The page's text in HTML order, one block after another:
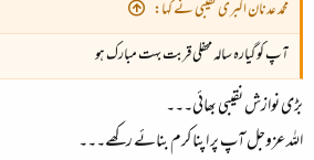
محمد عدنان اکبری نقیبی نے کہا:
آپ کو گیارہ سالہ محفلی قربت بہت مبارک ہو
بڑی نوازش نقیبی بھائی۔۔۔
اللہ عزوجل آپ پر اپنا کرم بنائے رکھے۔۔۔